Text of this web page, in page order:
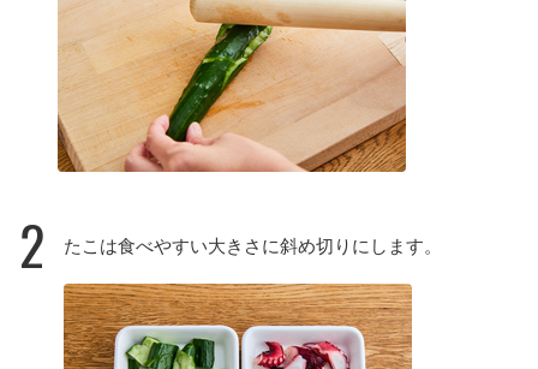
2 たこは食べやすい大きさに斜め切りにします。